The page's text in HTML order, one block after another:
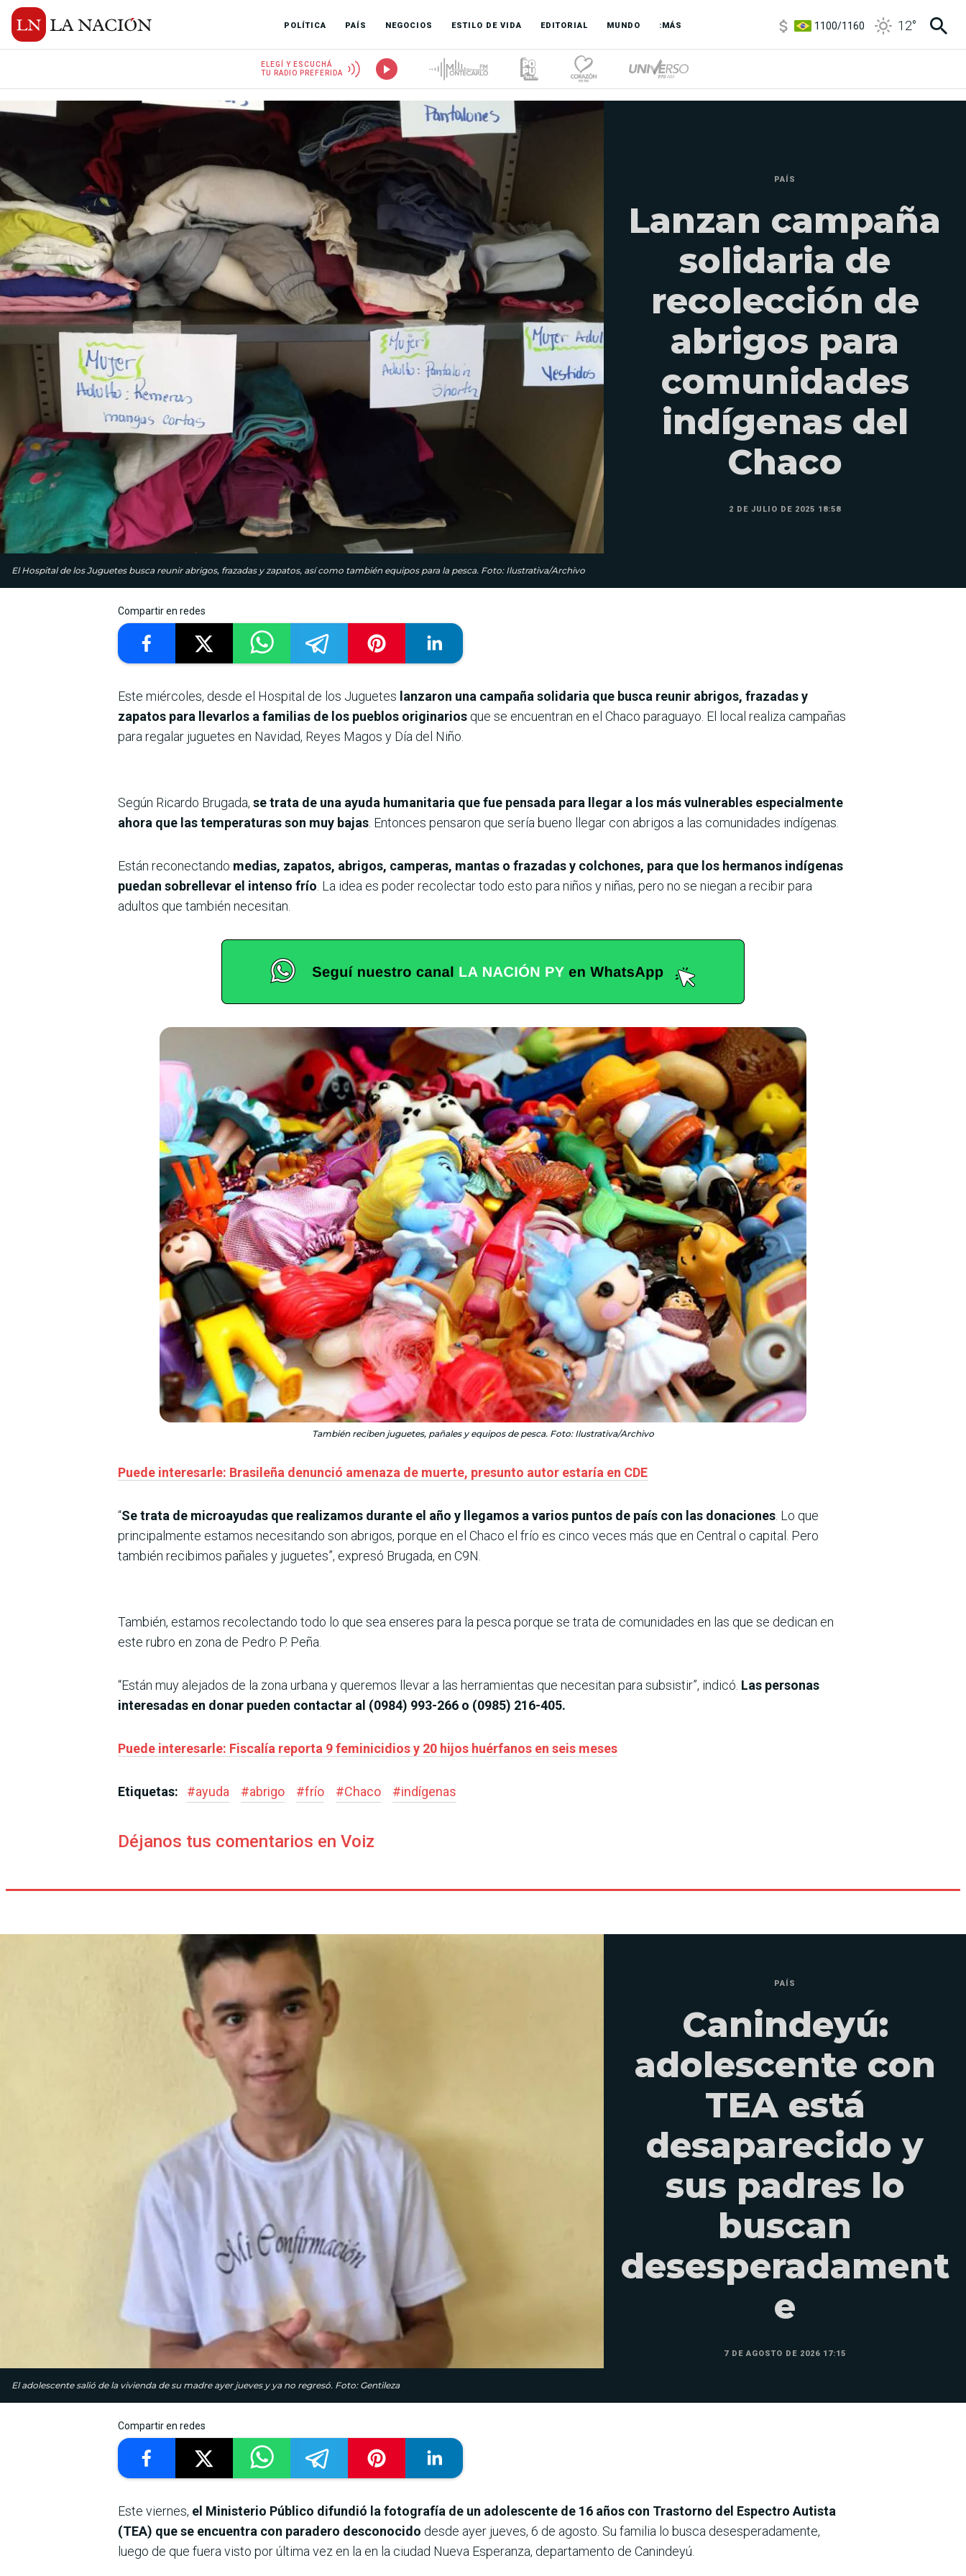
POLÍTICA PAÍS NEGOCIOS ESTILO DE VIDA EDITORIAL MUNDO :MÁS
3,8/4
12°
ELEGÍ Y ESCUCHÁ
TU RADIO PREFERIDA
El Hospital de los Juguetes busca reunir abrigos, frazadas y zapatos, así como también equipos para la pesca. Foto: Ilustrativa/Archivo
PAÍS
Lanzan campaña
solidaria de
recolección de
abrigos para
comunidades
indígenas del
Chaco
2 DE JULIO DE 2025 18:58
Compartir en redes
Este miércoles, desde el Hospital de los Juguetes lanzaron una campaña solidaria que busca reunir abrigos, frazadas y
zapatos para llevarlos a familias de los pueblos originarios que se encuentran en el Chaco paraguayo. El local realiza campañas
para regalar juguetes en Navidad, Reyes Magos y Día del Niño.
Según Ricardo Brugada, se trata de una ayuda humanitaria que fue pensada para llegar a los más vulnerables especialmente
ahora que las temperaturas son muy bajas . Entonces pensaron que sería bueno llegar con abrigos a las comunidades indígenas.
Están reconectando medias, zapatos, abrigos, camperas, mantas o frazadas y colchones, para que los hermanos indígenas
puedan sobrellevar el intenso frío . La idea es poder recolectar todo esto para niños y niñas, pero no se niegan a recibir para
adultos que también necesitan.
También reciben juguetes, pañales y equipos de pesca. Foto: Ilustrativa/Archivo
Puede interesarle: Brasileña denunció amenaza de muerte, presunto autor estaría en CDE
“Se trata de microayudas que realizamos durante el año y llegamos a varios puntos de país con las donaciones . Lo que
principalmente estamos necesitando son abrigos, porque en el Chaco el frío es cinco veces más que en Central o capital. Pero
también recibimos pañales y juguetes”, expresó Brugada, en C9N.
También, estamos recolectando todo lo que sea enseres para la pesca porque se trata de comunidades en las que se dedican en
este rubro en zona de Pedro P. Peña.
“Están muy alejados de la zona urbana y queremos llevar a las herramientas que necesitan para subsistir”, indicó. Las personas
interesadas en donar pueden contactar al (0984) 993-266 o (0985) 216-405.
Puede interesarle: Fiscalía reporta 9 feminicidios y 20 hijos huérfanos en seis meses
Etiquetas: #ayuda #abrigo #frío #Chaco #indígenas
Déjanos tus comentarios en Voiz
El adolescente salió de la vivienda de su madre ayer jueves y ya no regresó. Foto: Gentileza
PAÍS
Canindeyú:
adolescente con
TEA está
desaparecido y
sus padres lo
buscan
desesperadament
e
7 DE AGOSTO DE 2026 17:15
Compartir en redes
Este viernes, el Ministerio Público difundió la fotografía de un adolescente de 16 años con Trastorno del Espectro Autista
(TEA) que se encuentra con paradero desconocido desde ayer jueves, 6 de agosto. Su familia lo busca desesperadamente,
luego de que fuera visto por última vez en la en la ciudad Nueva Esperanza, departamento de Canindeyú.